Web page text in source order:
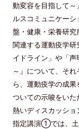
動変容を目指して
ルスコミュニケー
盤・健康・栄養研究
関連する運動疫学
イドライン」や「
～』について、そ
ら、運動疫学の成
ついての示唆をいた
熱いディスカッショ
指定講演①では、土